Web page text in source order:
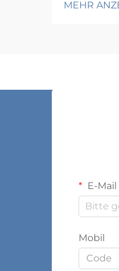
eine
MEHR
E-Mail
Mobil
Code